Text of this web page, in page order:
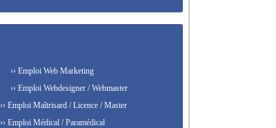
›› Emploi Web Marketing
›› Emploi Webdesigner / Webmaster
›› Emploi Maîtrisard / Licence / Master
›› Emploi Médical / Paramédical